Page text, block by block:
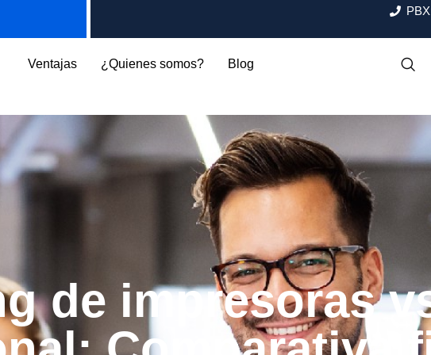
Ventajas ¿Quienes somos? Blog
de impresoras